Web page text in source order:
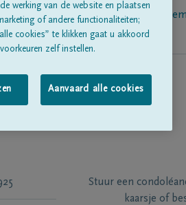
Over ons
Stuur een
kaarsje of
werking van de website en plaatsen
of andere functionaliteiten;
cookies” te klikken gaat u akkoord
zelf instellen.
Aanvaard alle cookies